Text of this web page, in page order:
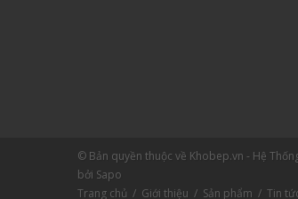
© Bản quyền thuộc về Khobep.vn - Hệ
bởi Sapo
Trang chủ / Giới thiệu / Sản phẩm / Tin